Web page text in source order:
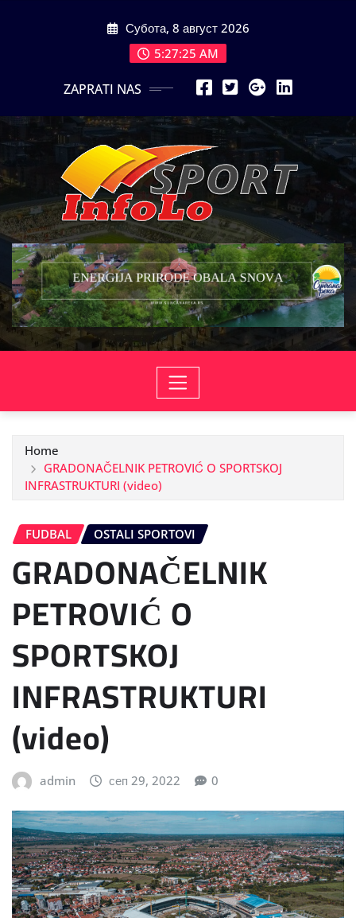
Субота, 8 август 2026
5:27:27 AM
ZAPRATI NAS
Home
GRADONAČELNIK PETROVIĆ O SPORTSKOJ
INFRASTRUKTURI (video)
FUDBAL OSTALI SPORTOVI
GRADONAČELNIK
PETROVIĆ O
SPORTSKOJ
INFRASTRUKTURI
(video)
admin сеп 29, 2022 0